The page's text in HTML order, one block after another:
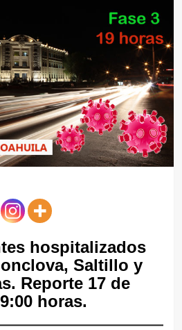
hospitalizados
Saltillo y
Reporte 17 de
horas.